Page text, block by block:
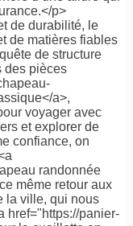
p>
de durabilité, le
de matières fiables
de structure
des pièces
a>,
voyager avec
et explorer de
confiance, on
randonnée
même retour aux
la ville, qui nous
href="https://panier-